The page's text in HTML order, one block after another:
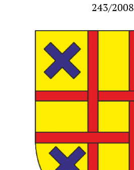
243/2008